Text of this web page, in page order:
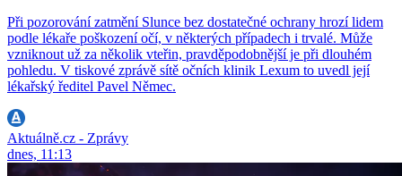
Při pozorování zatmění Slunce bez dostatečné ochrany hrozí lidem
podle lékaře poškození očí, v některých případech i trvalé. Může
vzniknout už za několik vteřin, pravděpodobnější je při dlouhém
pohledu. V tiskové zprávě sítě očních klinik Lexum to uvedl její
lékařský ředitel Pavel Němec.
Aktuálně.cz - Zprávy
dnes, 11:13